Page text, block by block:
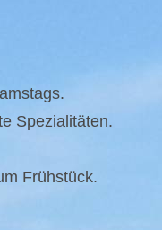
Spezialitäten.
Frühstück.